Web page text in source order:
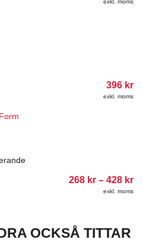
exkl. moms
396 kr
exkl. moms
268 kr – 428 kr
exkl. moms
OCKSÅ TITTAR